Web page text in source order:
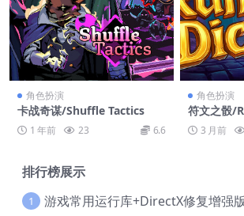
角色扮演
卡战奇谋/Shuffle Tactics
1 年前 23 6.6
角色扮演
符文之骰/
3 月前
排行榜展示
1 游戏常用运行库+DirectX修复增强版